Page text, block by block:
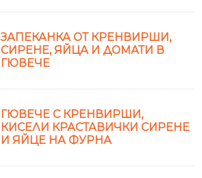
ЗАПЕКАНКА ОТ КРЕНВИРШИ,
СИРЕНЕ, ЯЙЦА И ДОМАТИ В
ГЮВЕЧЕ
ГЮВЕЧЕ С КРЕНВИРШИ,
КИСЕЛИ КРАСТАВИЧКИ СИРЕНЕ
И ЯЙЦЕ НА ФУРНА